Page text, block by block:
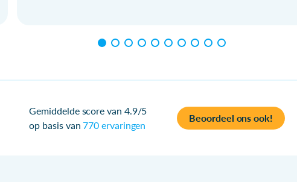
Gemiddelde score van 4.9/5
op basis van770 ervaringen
Beoordeel ons ook!